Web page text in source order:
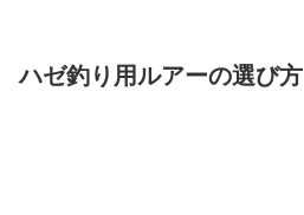
ハゼ釣り用ルアーの選び方